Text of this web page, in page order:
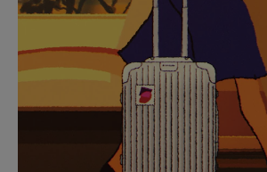
SUR
POUR
METTRE
VEUILLEZ
CLIQUER
POUR
RÉACTIVER
LE